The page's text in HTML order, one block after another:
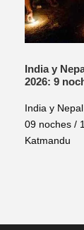
India y
2026: 9
India y
09 noches /
Katmandu